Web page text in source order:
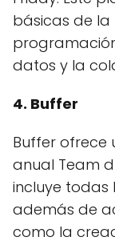
básicas de
datos y la
4. Buffer
Buffer ofrece
anual Team
incluye todas
además de
como la